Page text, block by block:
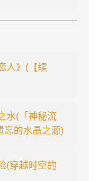
人》(【续
水(「神秘流
忘的水晶之源)
(穿越时空的